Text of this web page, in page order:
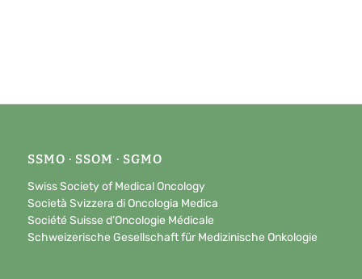
SSMO · SSOM · SGMO
Swiss Society of Medical Oncology
Società Svizzera di Oncologia Medica
Société Suisse d’Oncologie Médicale
Schweizerische Gesellschaft für Medizinische Onkologie